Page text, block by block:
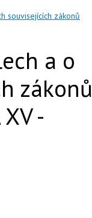
souvisejících zákonů
a o
zákonů
-